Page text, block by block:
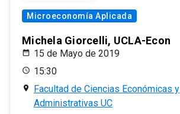
Microeconomía Aplicada
Michela Giorcelli, UCLA-Econ
15 de Mayo de 2019
15:30
Facultad de Ciencias Económicas y
Administrativas UC